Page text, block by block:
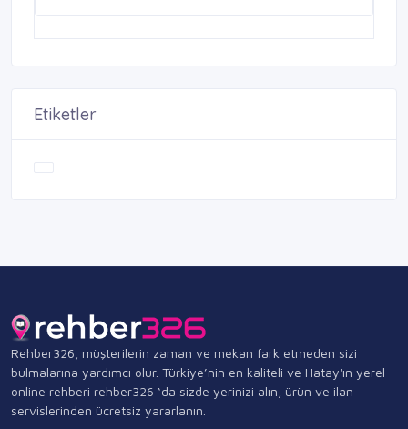
Etiketler
Rehber326, müşterilerin zaman ve mekan fark etmeden sizi
bulmalarına yardımcı olur. Türkiye’nin en kaliteli ve Hatay'ın yerel
online rehberi rehber326 ‘da sizde yerinizi alın, ürün ve ilan
servislerinden ücretsiz yararlanın.